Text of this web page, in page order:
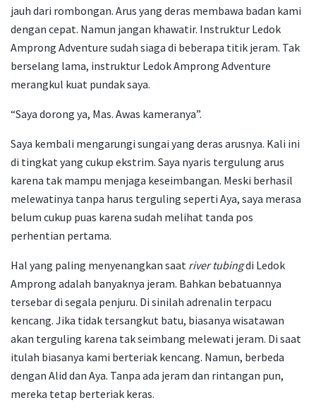
jauh dari rombongan. Arus yang deras membawa badan kami
dengan cepat. Namun jangan khawatir. Instruktur Ledok
Amprong Adventure sudah siaga di beberapa titik jeram. Tak
berselang lama, instruktur Ledok Amprong Adventure
merangkul kuat pundak saya.
“Saya dorong ya, Mas. Awas kameranya”.
Saya kembali mengarungi sungai yang deras arusnya. Kali ini
di tingkat yang cukup ekstrim. Saya nyaris tergulung arus
karena tak mampu menjaga keseimbangan. Meski berhasil
melewatinya tanpa harus terguling seperti Aya, saya merasa
belum cukup puas karena sudah melihat tanda pos
perhentian pertama.
Hal yang paling menyenangkan saat river tubingdi Ledok
Amprong adalah banyaknya jeram. Bahkan bebatuannya
tersebar di segala penjuru. Di sinilah adrenalin terpacu
kencang. Jika tidak tersangkut batu, biasanya wisatawan
akan terguling karena tak seimbang melewati jeram. Di saat
itulah biasanya kami berteriak kencang. Namun, berbeda
dengan Alid dan Aya. Tanpa ada jeram dan rintangan pun,
mereka tetap berteriak keras.